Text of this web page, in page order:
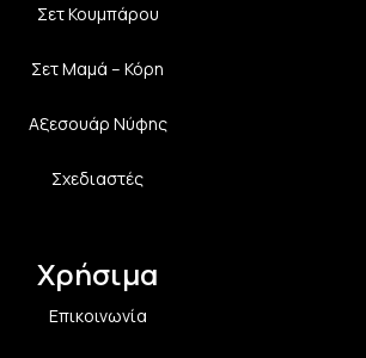
Σετ Κουμπάρου
Σετ Μαμά – Κόρη
Αξεσουάρ Νύφης
Σχεδιαστές
Χρήσιμα
Επικοινωνία